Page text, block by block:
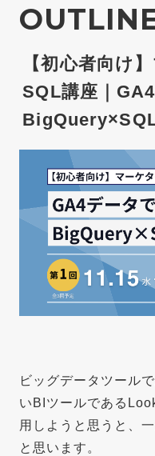
【初心者向け
SQL講座｜
ビッグデータツール
いBIツールである
用しようと思うと、
と思います。